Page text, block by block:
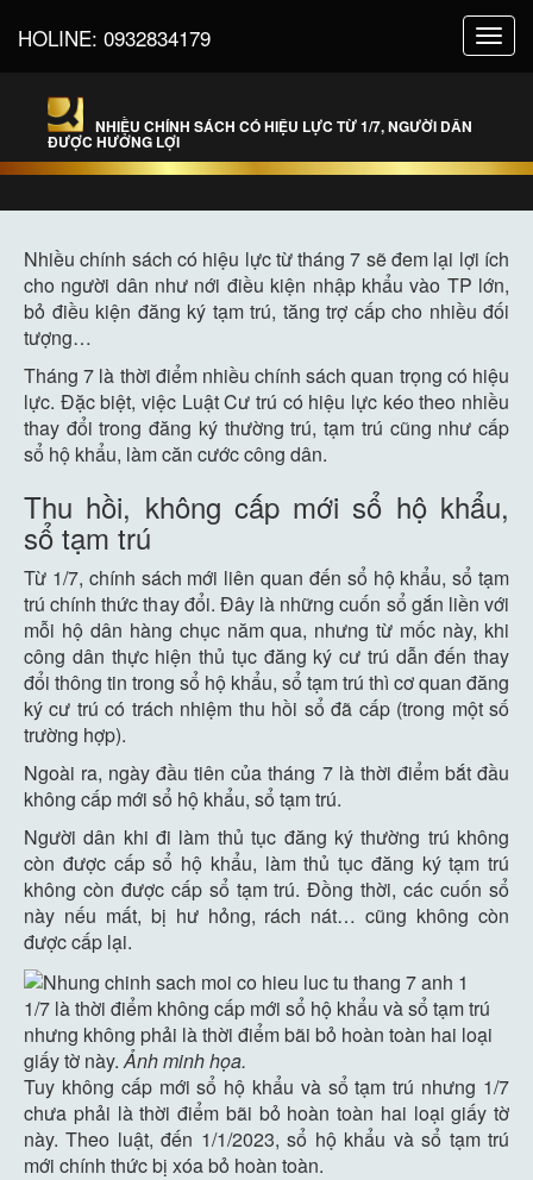
HOLINE: 0932834179
NHIỀU CHÍNH SÁCH CÓ HIỆU LỰC TỪ 1/7, NGƯỜI DÂN
ĐƯỢC HƯỞNG LỢI
Nhiều chính sách có hiệu lực từ tháng 7 sẽ đem lại lợi ích
cho người dân như nới điều kiện nhập khẩu vào TP lớn,
bỏ điều kiện đăng ký tạm trú, tăng trợ cấp cho nhiều đối
tượng…
Tháng 7 là thời điểm nhiều chính sách quan trọng có hiệu
lực. Đặc biệt, việc Luật Cư trú có hiệu lực kéo theo nhiều
thay đổi trong đăng ký thường trú, tạm trú cũng như cấp
sổ hộ khẩu, làm căn cước công dân.
Thu hồi, không cấp mới sổ hộ khẩu,
sổ tạm trú
Từ 1/7, chính sách mới liên quan đến sổ hộ khẩu, sổ tạm
trú chính thức thay đổi. Đây là những cuốn sổ gắn liền với
mỗi hộ dân hàng chục năm qua, nhưng từ mốc này, khi
công dân thực hiện thủ tục đăng ký cư trú dẫn đến thay
đổi thông tin trong sổ hộ khẩu, sổ tạm trú thì cơ quan đăng
ký cư trú có trách nhiệm thu hồi sổ đã cấp (trong một số
trường hợp).
Ngoài ra, ngày đầu tiên của tháng 7 là thời điểm bắt đầu
không cấp mới sổ hộ khẩu, sổ tạm trú.
Người dân khi đi làm thủ tục đăng ký thường trú không
còn được cấp sổ hộ khẩu, làm thủ tục đăng ký tạm trú
không còn được cấp sổ tạm trú. Đồng thời, các cuốn sổ
này nếu mất, bị hư hỏng, rách nát… cũng không còn
được cấp lại.
1/7 là thời điểm không cấp mới sổ hộ khẩu và sổ tạm trú
nhưng không phải là thời điểm bãi bỏ hoàn toàn hai loại
giấy tờ này.Ảnh minh họa.
Tuy không cấp mới sổ hộ khẩu và sổ tạm trú nhưng 1/7
chưa phải là thời điểm bãi bỏ hoàn toàn hai loại giấy tờ
này. Theo luật, đến 1/1/2023, sổ hộ khẩu và sổ tạm trú
mới chính thức bị xóa bỏ hoàn toàn.